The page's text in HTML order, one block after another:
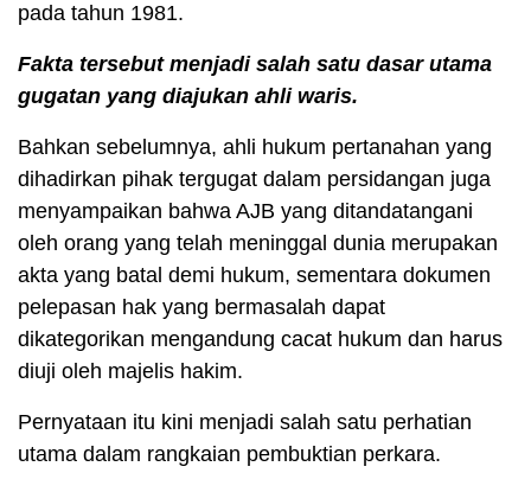
pada tahun 1981.
Fakta tersebut menjadi salah satu dasar utama
gugatan yang diajukan ahli waris.
Bahkan sebelumnya, ahli hukum pertanahan yang
dihadirkan pihak tergugat dalam persidangan juga
menyampaikan bahwa AJB yang ditandatangani
oleh orang yang telah meninggal dunia merupakan
akta yang batal demi hukum, sementara dokumen
pelepasan hak yang bermasalah dapat
dikategorikan mengandung cacat hukum dan harus
diuji oleh majelis hakim.
Pernyataan itu kini menjadi salah satu perhatian
utama dalam rangkaian pembuktian perkara.